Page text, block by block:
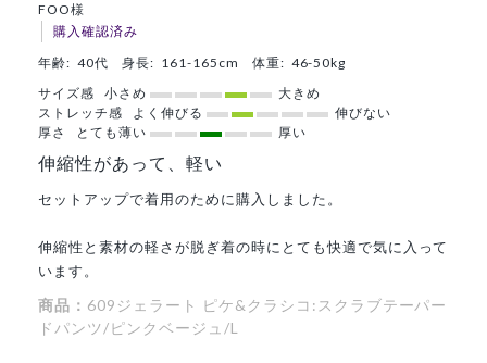
FOO様
購入確認済み
年齢: 40代 身長: 161-165cm 体重: 46-50kg
サイズ感
小さめ
大きめ
ストレッチ感
よく伸びる
伸びない
厚さ
とても薄い 厚い
伸縮性があって、軽い
セットアップで着用のために購入しました。
伸縮性と素材の軽さが脱ぎ着の時にとても快適で気に入って
います。
商品： 609ジェラート ピケ&クラシコ:スクラブテーパー
ドパンツ/ピンクベージュ/L